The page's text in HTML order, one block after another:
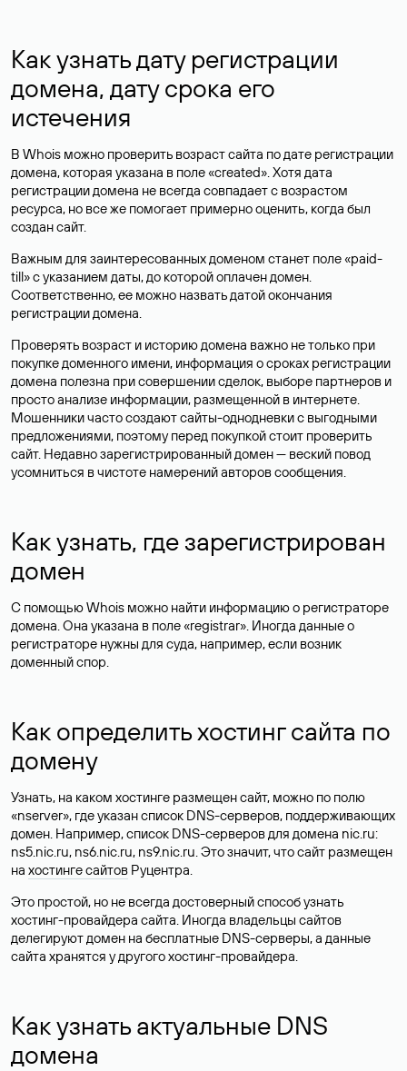
Как узнать дату регистрации
домена, дату срока его
истечения
В Whois можно проверить возраст сайта по дате регистрации
домена, которая указана в поле «created». Хотя дата
регистрации домена не всегда совпадает с возрастом
ресурса, но все же помогает примерно оценить, когда был
создан сайт.
Важным для заинтересованных доменом станет поле «paid-
till» с указанием даты, до которой оплачен домен.
Соответственно, ее можно назвать датой окончания
регистрации домена.
Проверять возраст и историю домена важно не только при
покупке доменного имени, информация о сроках регистрации
домена полезна при совершении сделок, выборе партнеров и
просто анализе информации, размещенной в интернете.
Мошенники часто создают сайты-однодневки с выгодными
предложениями, поэтому перед покупкой стоит проверить
сайт. Недавно зарегистрированный домен — веский повод
усомниться в чистоте намерений авторов сообщения.
Как узнать, где зарегистрирован
домен
С помощью Whois можно найти информацию о регистраторе
домена. Она указана в поле «registrar». Иногда данные о
регистраторе нужны для суда, например, если возник
доменный спор.
Как определить хостинг сайта по
домену
Узнать, на каком хостинге размещен сайт, можно по полю
«nserver», где указан список DNS-серверов, поддерживающих
домен. Например, список DNS-серверов для домена nic.ru:
ns5.nic.ru, ns6.nic.ru, ns9.nic.ru. Это значит, что сайт размещен
на хостинге сайтов Руцентра.
Это простой, но не всегда достоверный способ узнать
хостинг-провайдера сайта. Иногда владельцы сайтов
делегируют домен на бесплатные DNS-серверы, а данные
сайта хранятся у другого хостинг-провайдера.
Как узнать актуальные DNS
домена